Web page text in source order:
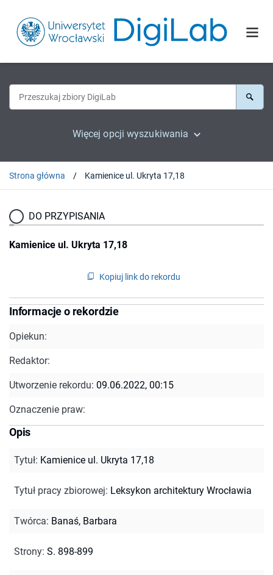
Więcej opcji wyszukiwania
Strona główna Kamienice ul. Ukryta 17,18
DO PRZYPISANIA
Kamienice ul. Ukryta 17,18
Kopiuj link do rekordu
Informacje o rekordzie
Opiekun:
Redaktor:
Utworzenie rekordu: 09.06.2022, 00:15
Oznaczenie praw:
Opis
Tytuł: Kamienice ul. Ukryta 17,18
Tytuł pracy zbiorowej: Leksykon architektury Wrocławia
Twórca: Banaś, Barbara
Strony: S. 898-899